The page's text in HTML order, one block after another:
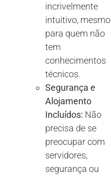
incrivelmente
intuitivo, mesmo
para quem não
tem
conhecimentos
técnicos.
Segurança e
Alojamento
Incluídos: Não
precisa de se
preocupar com
servidores,
segurança ou